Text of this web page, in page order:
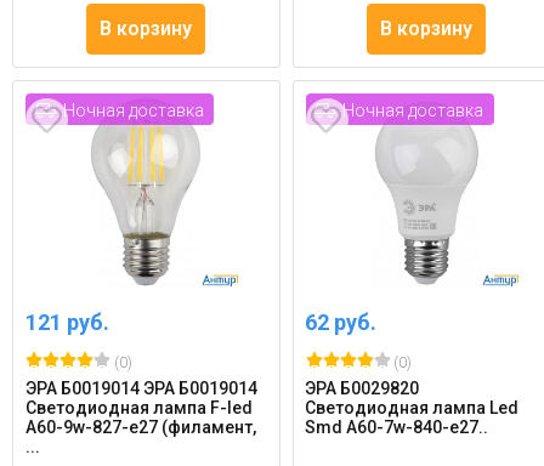
В корзину В корзину
Ночная доставка
121 руб.
(0)
ЭРА Б0019014 ЭРА Б0019014
Светодиодная лампа F-led
A60-9w-827-e27 (филамент,
...
Ночная доставка
62 руб.
(0)
ЭРА Б0029820
Светодиодная лампа Led
Smd A60-7w-840-e27..